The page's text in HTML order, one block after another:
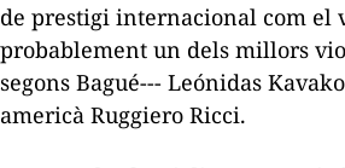
de prestigi internacional com el
probablement un dels millors
segons Bagué--- Leónidas
americà Ruggiero Ricci.